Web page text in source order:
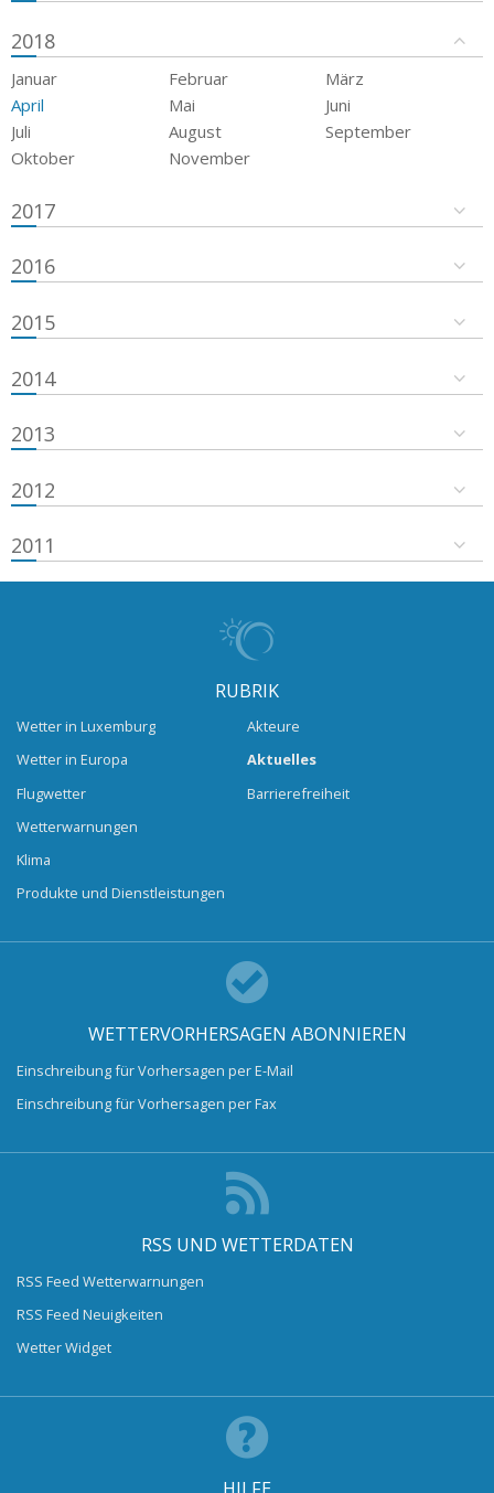
2018
Januar Februar
März
April
Mai
Juni
Juli
August
September
Oktober
November
2017
2016
2015
2014
2013
2012
2011
RUBRIK
Wetter in Luxemburg
Wetter in Europa
Flugwetter
Wetterwarnungen
Klima
Produkte und Dienstleistungen
Akteure
Aktuelles
Barrierefreiheit
WETTERVORHERSAGEN ABONNIEREN
Einschreibung für Vorhersagen per E-Mail
Einschreibung für Vorhersagen per Fax
RSS UND WETTERDATEN
RSS Feed Wetterwarnungen
RSS Feed Neuigkeiten
Wetter Widget